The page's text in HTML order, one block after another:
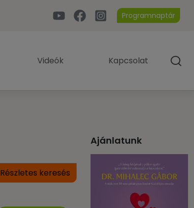
Programnaptár
Videók Kapcsolat
Részletes keresés
Ajánlatunk